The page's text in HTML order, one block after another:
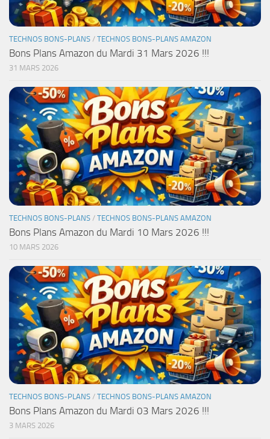
TECHNOS BONS-PLANS / TECHNOS BONS-PLANS AMAZON
Bons Plans Amazon du Mardi 31 Mars 2026 !!!
31 MARS 2026
TECHNOS BONS-PLANS / TECHNOS BONS-PLANS AMAZON
Bons Plans Amazon du Mardi 10 Mars 2026 !!!
10 MARS 2026
TECHNOS BONS-PLANS / TECHNOS BONS-PLANS AMAZON
Bons Plans Amazon du Mardi 03 Mars 2026 !!!
3 MARS 2026